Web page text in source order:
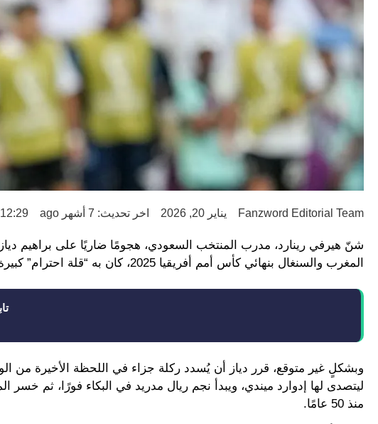
Fanzword Editorial Team يناير 20, 2026 اخر تحديث: 7 أشهر ago 12:29 م
شنّ هيرفي رينارد، مدرب المنتخب السعودي، هجومًا ضاريًا على براهيم
المغرب والسنغال بنهائي كأس أمم أفريقيا 2025، كان به “قلة احترام” كبيرة لآمال الشعب المغربي في التتويج باللقب.
وبشكلٍ غير متوقع، قرر دياز أن يُسدد ركلة جزاء في اللحظة الأخيرة من
منذ 50 عامًا.